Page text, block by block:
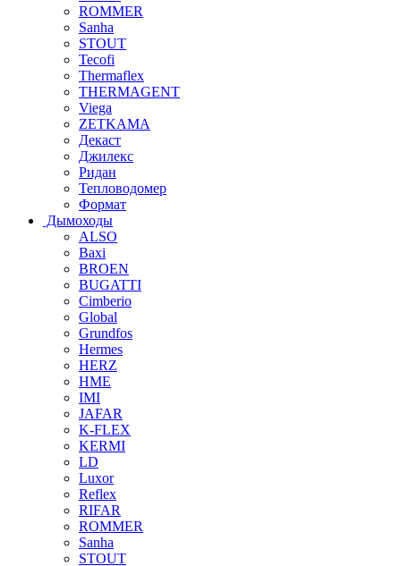
ROMMER
Sanha
STOUT
Tecofi
Thermaflex
THERMAGENT
Viega
ZETKAMA
Декаст
Джилекс
Ридан
Тепловодомер
Формат
Дымоходы
ALSO
Baxi
BROEN
BUGATTI
Cimberio
Global
Grundfos
Hermes
HERZ
HME
IMI
JAFAR
K-FLEX
KERMI
LD
Luxor
Reflex
RIFAR
ROMMER
Sanha
STOUT